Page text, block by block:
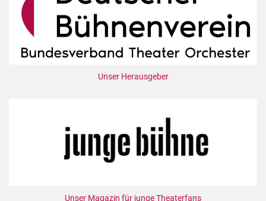
Unser Herausgeber
Unser Magazin für junge Theaterfans